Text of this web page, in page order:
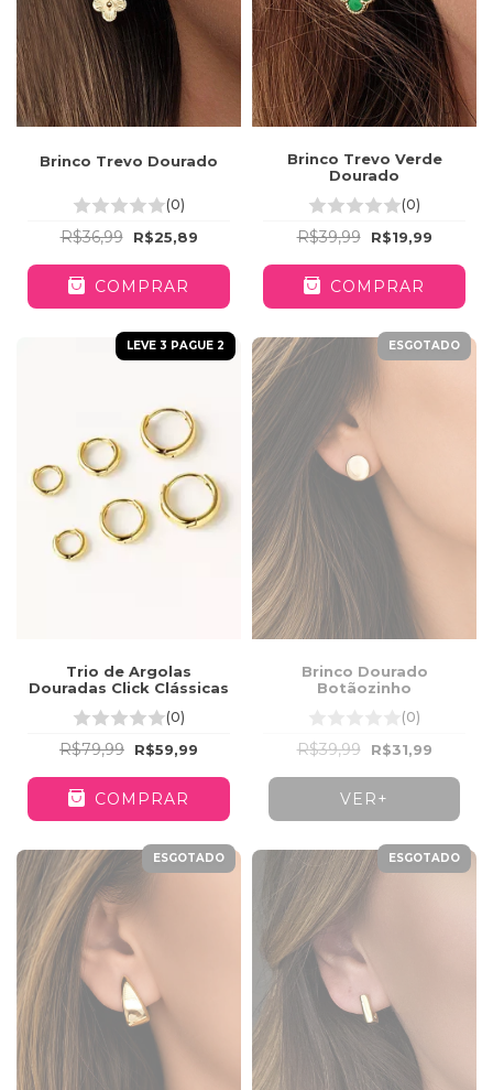
Brinco Trevo Dourado
(0)
R$36,99 R$25,89
COMPRAR
Brinco Trevo Verde
Dourado
(0)
R$39,99 R$19,99
COMPRAR
LEVE 3 PAGUE 2
Trio de Argolas
Douradas Click Clássicas
(0)
R$79,99 R$59,99
COMPRAR
ESGOTADO
Brinco Dourado
Botãozinho
(0)
R$39,99 R$31,99
VER+
ESGOTADO ESGOTADO